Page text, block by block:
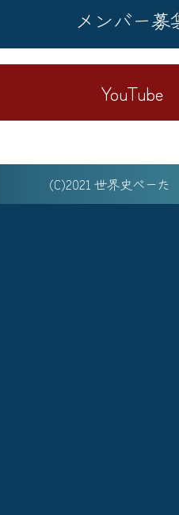
メンバー募
YouTube
(C)2021 世界史べーた